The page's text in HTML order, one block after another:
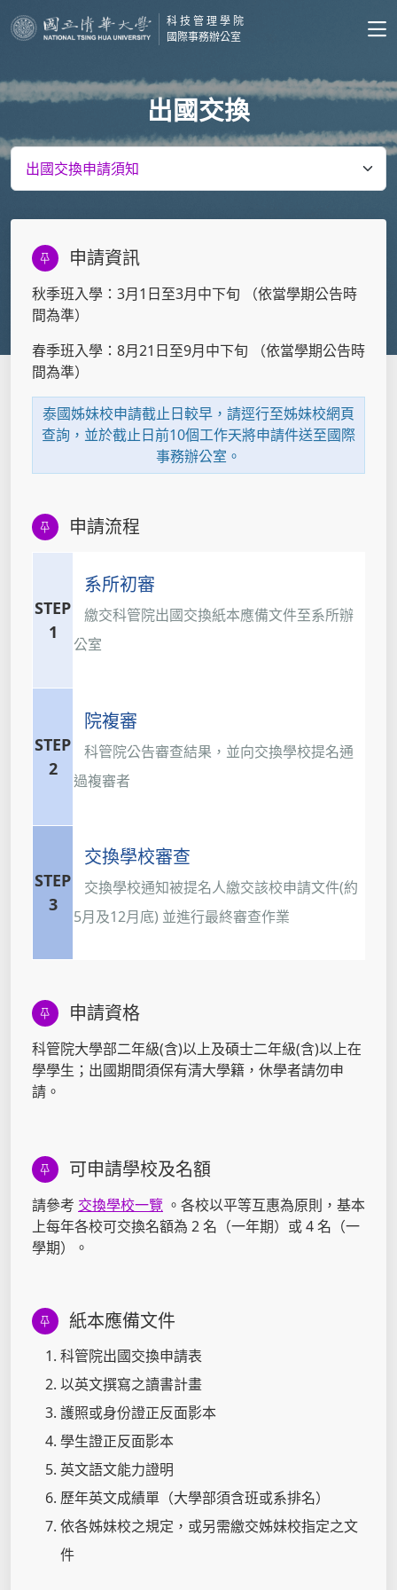
科技管理學院
國際事務辦公室
出國交換
申請資訊
秋季班入學：3月1日至3月中下旬 （依當學期公告時
間為準）
春季班入學：8月21日至9月中下旬 （依當學期公告時
間為準）
泰國姊妹校申請截止日較早，請逕行至姊妹校網頁
查詢，並於截止日前10個工作天將申請件送至國際
事務辦公室。
申請流程
STEP
1
系所初審
繳交科管院出國交換紙本應備文件至系所辦
公室
STEP
2
院複審
科管院公告審查結果，並向交換學校提名通
過複審者
STEP
3
交換學校審查
交換學校通知被提名人繳交該校申請文件(約
5月及12月底) 並進行最終審查作業
申請資格
科管院大學部二年級(含)以上及碩士二年級(含)以上在
學學生；出國期間須保有清大學籍，休學者請勿申
請。
可申請學校及名額
請參考 交換學校一覽 。各校以平等互惠為原則，基本
上每年各校可交換名額為 2 名（一年期）或 4 名（一
學期）。
紙本應備文件
科管院出國交換申請表
以英文撰寫之讀書計畫
護照或身份證正反面影本
學生證正反面影本
英文語文能力證明
歷年英文成績單（大學部須含班或系排名）
依各姊妹校之規定，或另需繳交姊妹校指定之文
件